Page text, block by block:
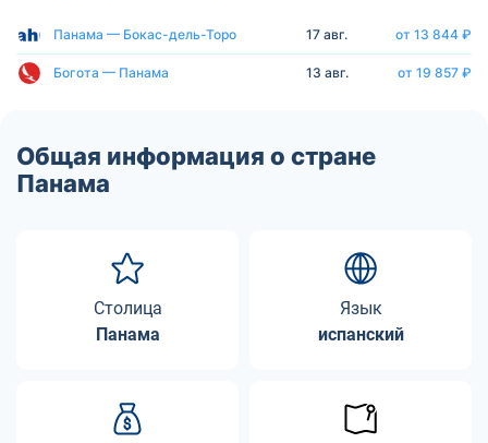
Панама — Бокас-дель-Торо 17 авг. от 13 844 ₽
Богота — Панама 13 авг. от 19 857 ₽
Общая информация о стране
Панама
Столица
Панама
Язык
испанский